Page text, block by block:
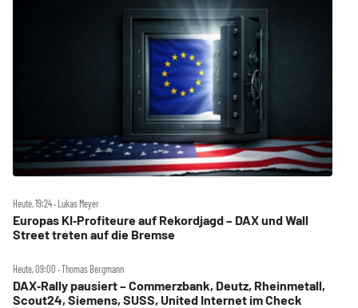
Heute, 19:24 ‧ Lukas Meyer
Europas KI‑Profiteure auf Rekordjagd – DAX und Wall
Street treten auf die Bremse
Heute, 09:00 ‧ Thomas Bergmann
DAX‑Rally pausiert – Commerzbank, Deutz, Rheinmetall,
Scout24, Siemens, SUSS, United Internet im Check